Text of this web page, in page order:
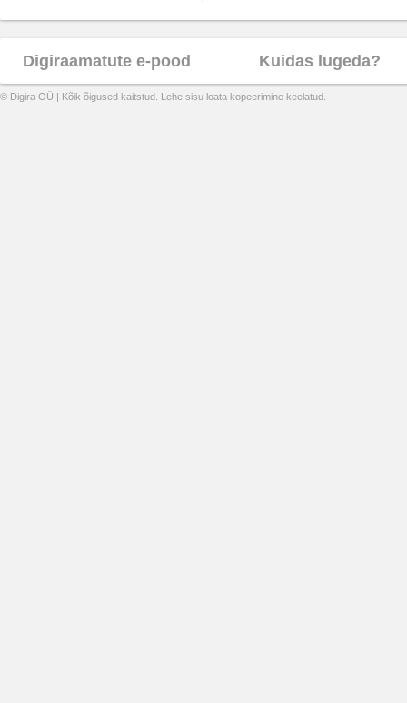
Digiraamatute e-pood Kuidas lugeda?
© Digira OÜ | Kõik õigused kaitstud. Lehe sisu loata kopeerimine keelatud.